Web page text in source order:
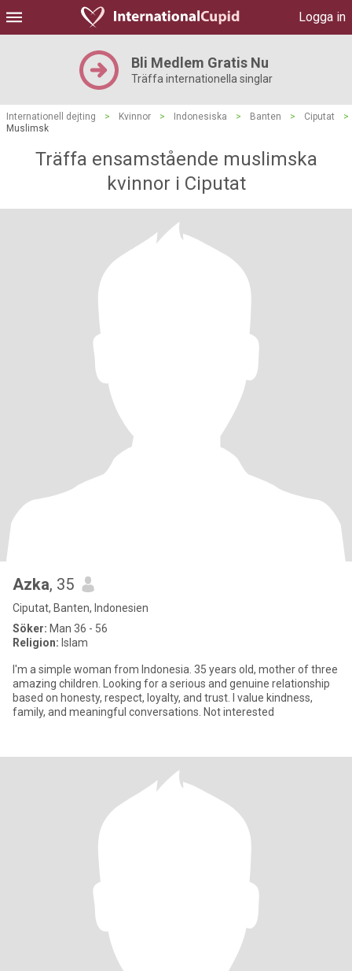
Logga in
Bli Medlem Gratis Nu
Träffa internationella singlar
Internationell dejting > Kvinnor > Indonesiska > Banten > Ciputat
>
Muslimsk
Träffa ensamstående muslimska
kvinnor i Ciputat
Azka, 35
Ciputat, Banten, Indonesien
Söker: Man 36 - 56
Religion: Islam
I'm a simple woman from Indonesia. 35 years old, mother of three
amazing children. Looking for a serious and genuine relationship
based on honesty, respect, loyalty, and trust. I value kindness,
family, and meaningful conversations. Not interested